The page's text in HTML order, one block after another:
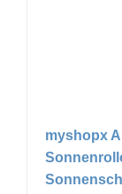
myshopx